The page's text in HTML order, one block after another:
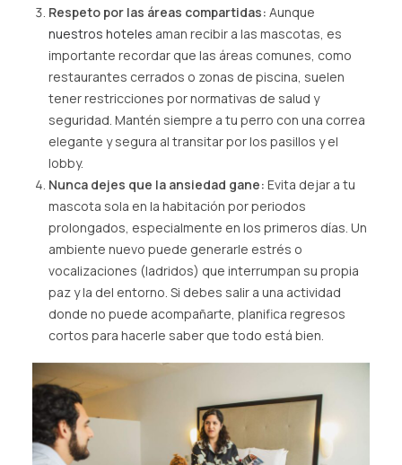
Respeto por las áreas compartidas: Aunque
nuestros hoteles aman recibir a las mascotas, es
importante recordar que las áreas comunes, como
restaurantes cerrados o zonas de piscina, suelen
tener restricciones por normativas de salud y
seguridad. Mantén siempre a tu perro con una correa
elegante y segura al transitar por los pasillos y el
lobby.
Nunca dejes que la ansiedad gane: Evita dejar a tu
mascota sola en la habitación por periodos
prolongados, especialmente en los primeros días. Un
ambiente nuevo puede generarle estrés o
vocalizaciones (ladridos) que interrumpan su propia
paz y la del entorno. Si debes salir a una actividad
donde no puede acompañarte, planifica regresos
cortos para hacerle saber que todo está bien.